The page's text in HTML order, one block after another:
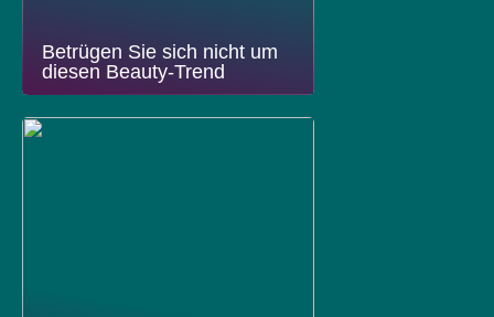
Betrügen Sie sich nicht um
diesen Beauty-Trend